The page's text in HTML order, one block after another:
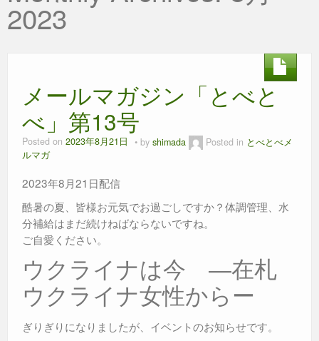
私たちの活動
2023
メールマガジン「とべと
べ」第13号
Posted on 2023年8月21日 by shimada Posted in とべとべメ
ルマガ
2023年8月21日配信
酷暑の夏、皆様お元気でお過ごしですか？体調管理、水
分補給はまだ続けねばならないですね。
ご自愛ください。
ウクライナは今 ―在札
ウクライナ女性からー
ぎりぎりになりましたが、イベントのお知らせです。